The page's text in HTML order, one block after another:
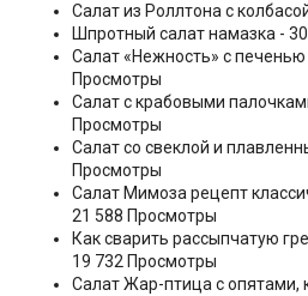
Салат из Роллтона с
Шпротный салат намазка -
Салат «Нежность» с печенью
Просмотры
Салат с крабовыми
Просмотры
Салат со свеклой и
Просмотры
Салат Мимоза рецепт
21 588 Просмотры
Как сварить рассыпчатую
19 732 Просмотры
Салат Жар-птица с опятами,